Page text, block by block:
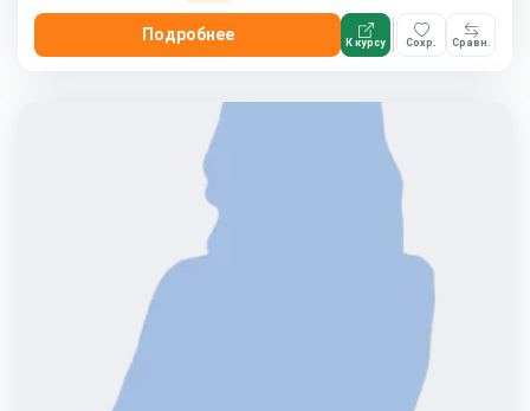
Подробнее К курсу Сохр. Сравн.